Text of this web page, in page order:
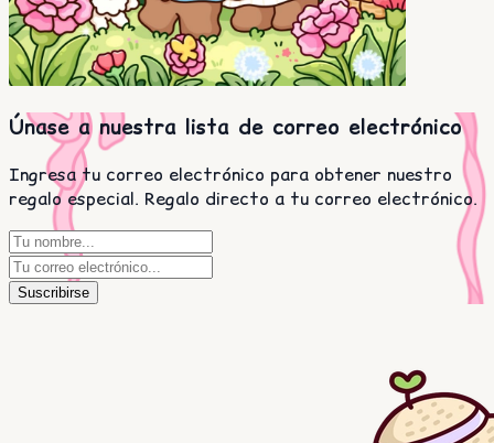
Únase a nuestra lista de correo electrónico
Ingresa tu correo electrónico para obtener nuestro
regalo especial. Regalo directo a tu correo electrónico.
Suscribirse